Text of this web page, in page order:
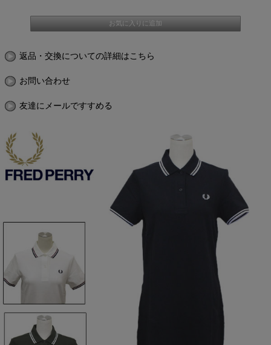
返品・交換についての詳細はこちら
お問い合わせ
友達にメールですすめる